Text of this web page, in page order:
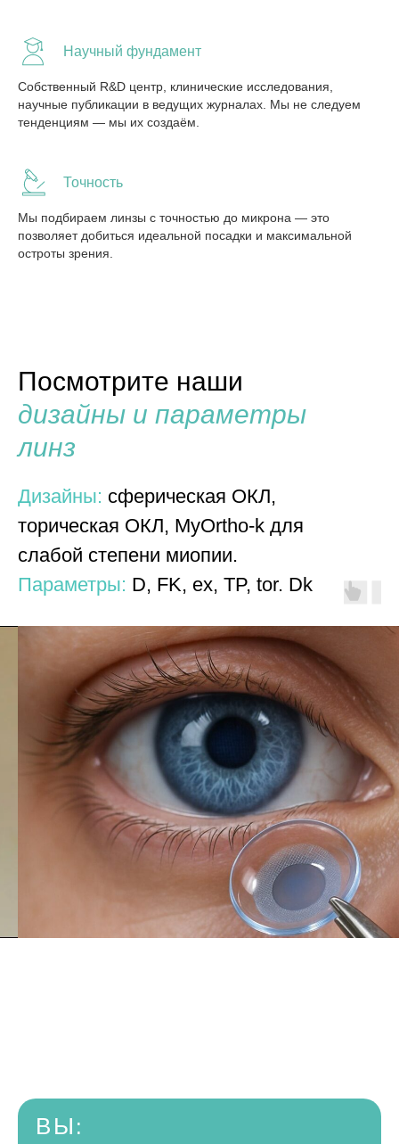
Научный фундамент
Собственный R&D центр, клинические исследования,
научные публикации в ведущих журналах. Мы не следуем
тенденциям — мы их создаём.
Точность
Мы подбираем линзы с точностью до микрона — это
позволяет добиться идеальной посадки и максимальной
остроты зрения.
Посмотрите наши
дизайны и параметры
линз
Дизайны: сферическая ОКЛ,
торическая ОКЛ, MyOrtho-k для
слабой степени миопии.
Параметры: D, FK, ex, TP, tor. Dk
ВЫ :